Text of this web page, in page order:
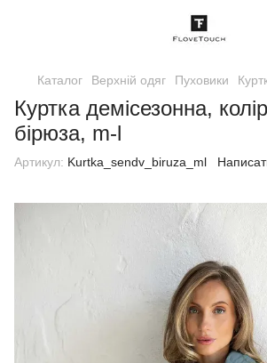
Каталог Верхній одяг Пуховики
Куртка демісезонна,
бірюза, m-l
Артикул: Kurtka_sendv_biruza_ml